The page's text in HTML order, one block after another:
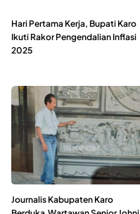
Hari Pertama Kerja, Bupati Karo
Ikuti Rakor Pengendalian Inflasi
2025
Journalis Kabupaten Karo